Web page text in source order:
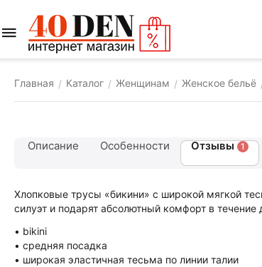
Главная / Каталог / Женщинам / Женское бельё
Описание Особенности Отзывы 1
Хлопковые трусы «бикини» с широкой мягкой
силуэт и подарят абсолютный комфорт в течение
• bikini
• средняя посадка
• широкая эластичная тесьма по линии талии